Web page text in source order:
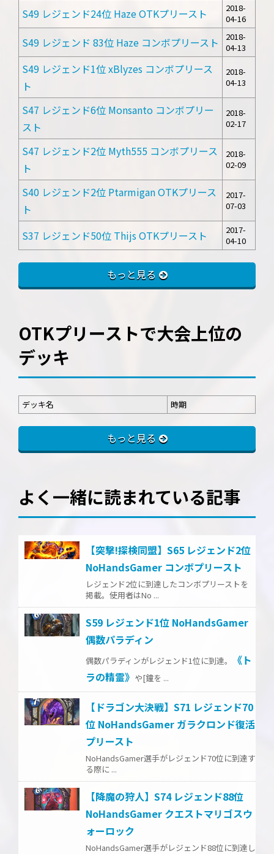
S49 レジェンド24位 Haze OTKプリースト
2018-
04-16
S49 レジェンド 83位 Haze コンボプリースト
2018-
04-13
S49 レジェンド1位 xBlyzes コンボプリース
ト
2018-
04-13
S47 レジェンド6位 Monsanto コンボプリー
スト
2018-
02-17
S47 レジェンド2位 Myth555 コンボプリース
ト
2018-
02-09
S40 レジェンド2位 Ptarmigan OTKプリース
ト
2017-
07-03
S37 レジェンド50位 Thijs OTKプリースト
2017-
04-10
もっと見る
OTKプリーストで大会上位の
デッキ
デッキ名 時期
もっと見る
よく一緒に読まれている記事
【突撃!探検同盟】S65 レジェンド2位
NoHandsGamer コンボプリースト
レジェンド2位に到達したコンボプリーストを
掲載。使用者はNo ...
S59 レジェンド1位 NoHandsGamer
偶数パラディン
偶数パラディンがレジェンド1位に到達。
《ト
ラの精霊》 や[鐘を ...
【ドラゴン大決戦】S71 レジェンド70
位 NoHandsGamer ガラクロンド復活
プリースト
NoHandsGamer選手がレジェンド70位に到達す
る際に ...
【降魔の狩人】S74 レジェンド88位
NoHandsGamer クエストマリゴスウ
ォーロック
NoHandsGamer選手がレジェンド88位に到達し